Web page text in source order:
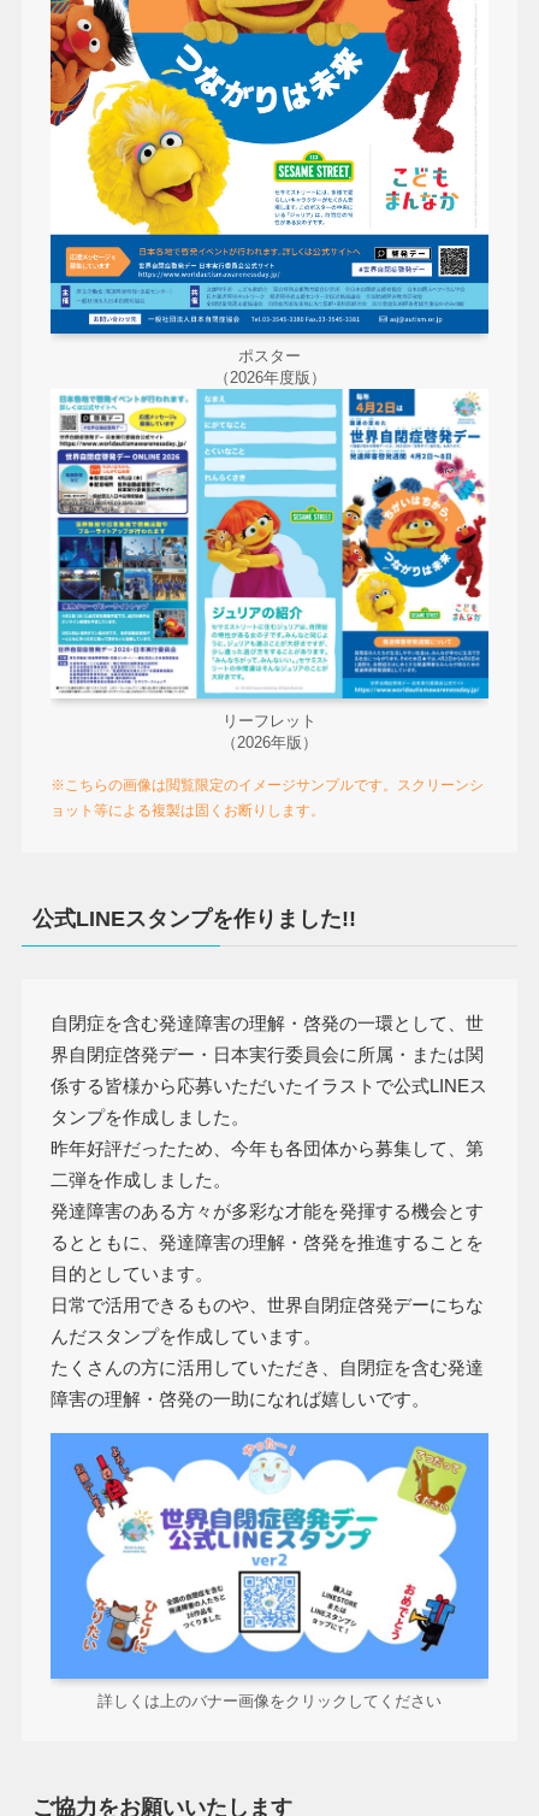
ポスター
（2026年度版）
リーフレット
（2026年版）
※こちらの画像は閲覧限定のイメージサンプルです。スクリーンシ
ョット等による複製は固くお断りします。
公式LINEスタンプを作りました!!
自閉症を含む発達障害の理解・啓発の一環として、世
界自閉症啓発デー・日本実行委員会に所属・または関
係する皆様から応募いただいたイラストで公式LINEス
タンプを作成しました。
昨年好評だったため、今年も各団体から募集して、第
二弾を作成しました。
発達障害のある方々が多彩な才能を発揮する機会とす
るとともに、発達障害の理解・啓発を推進することを
目的としています。
日常で活用できるものや、世界自閉症啓発デーにちな
んだスタンプを作成しています。
たくさんの方に活用していただき、自閉症を含む発達
障害の理解・啓発の一助になれば嬉しいです。
詳しくは上のバナー画像をクリックしてください
ご協力をお願いいたします